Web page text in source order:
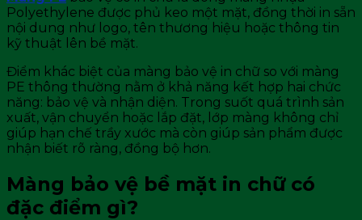
Polyethylene được phủ keo một mặt, đồng thời in sẵn
nội dung như logo, tên thương hiệu hoặc thông tin
kỹ thuật lên bề mặt.
Điểm khác biệt của màng bảo vệ in chữ so với màng
PE thông thường nằm ở khả năng kết hợp hai chức
năng: bảo vệ và nhận diện. Trong suốt quá trình sản
xuất, vận chuyển hoặc lắp đặt, lớp màng không chỉ
giúp hạn chế trầy xước mà còn giúp sản phẩm được
nhận biết rõ ràng, đồng bộ hơn.
Màng bảo vệ bề mặt in chữ có
đặc điểm gì?